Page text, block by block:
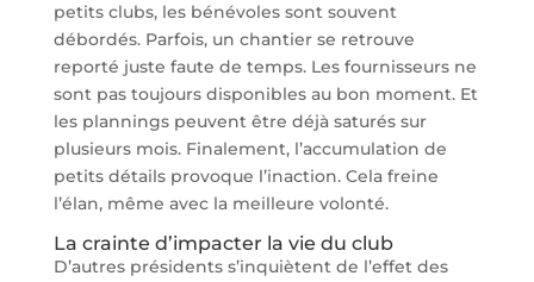
petits clubs, les bénévoles sont souvent
débordés. Parfois, un chantier se retrouve
reporté juste faute de temps. Les fournisseurs ne
sont pas toujours disponibles au bon moment. Et
les plannings peuvent être déjà saturés sur
plusieurs mois. Finalement, l’accumulation de
petits détails provoque l’inaction. Cela freine
l’élan, même avec la meilleure volonté.
La crainte d’impacter la vie du club
D’autres présidents s’inquiètent de l’effet des